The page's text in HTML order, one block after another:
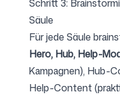
Schritt 3:
Säule
Für jede Säule
Hero, Hub, Help-
Kampagnen), Hub-
Help-Content